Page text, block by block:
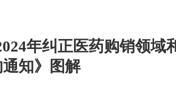
年纠正医药购销领域
知》图解